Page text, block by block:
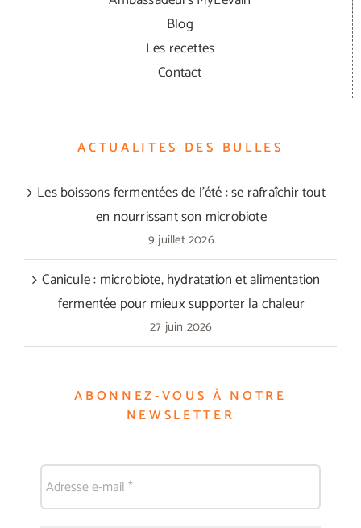
Blog
Les recettes
Contact
ACTUALITES DES BULLES
Les boissons fermentées de l’été : se rafraîchir tout
en nourrissant son microbiote
9 juillet 2026
Canicule : microbiote, hydratation et alimentation
fermentée pour mieux supporter la chaleur
27 juin 2026
ABONNEZ-VOUS À NOTRE
NEWSLETTER